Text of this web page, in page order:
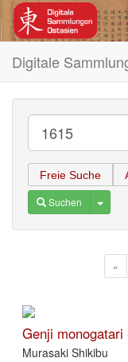
Digitale
Freie Suche
Suchen
«
Genji
Murasaki Shikibu